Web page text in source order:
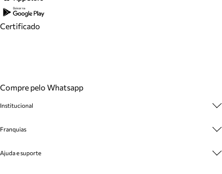
Certificado
Compre pelo Whatsapp
Institucional
Cashback
Venda Corporativa
Franquias
Plano de Negócio
Ajuda e suporte